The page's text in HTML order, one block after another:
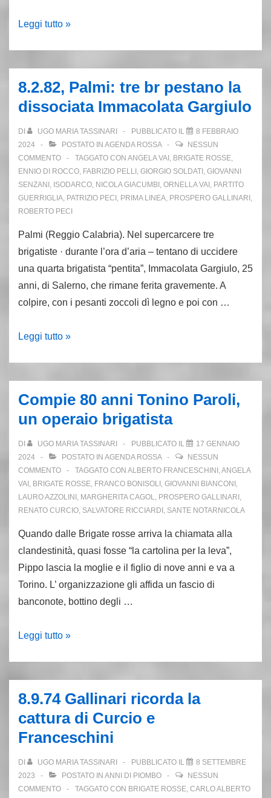
Vittorio
un
delitto
cambia
la
vita
Leggi tutto »
8.2.82, Palmi: tre br pestano la
dissociata Immacolata Gargiulo
DI UGO MARIA TASSINARI PUBBLICATO IL
8 FEBBRAIO
2024
POSTATO IN AGENDA ROSSA
NESSUN
COMMENTO
TAGGATO CON ANGELA VAI , BRIGATE ROSSE,
ENNIO DI ROCCO, FABRIZIO PELLI , GIORGIO SOLDATI , GIOVANNI
SENZANI , ISODARCO, NICOLA GIACUMBI , ORNELLA VAI , PARTITO
GUERRIGLIA, PATRIZIO PECI , PRIMA LINEA, PROSPERO GALLINARI ,
ROBERTO PECI
Palmi (Reggio Calabria). Nel supercarcere tre
brigatiste · durante l’ora d’aria – tentano di uccidere
una quarta brigatista “pentita”, Immacolata Gargiulo, 25
anni, di Salerno, che rimane ferita gravemente. A
colpire, con i pesanti zoccoli dì legno e poi con …
8.2.82,
pestano
la
dissociata
Immacolata
Gargiulo
Leggi tutto »
Compie 80 anni Tonino Paroli,
un operaio brigatista
DI UGO MARIA TASSINARI PUBBLICATO IL
17 GENNAIO
2024
POSTATO IN AGENDA ROSSA
NESSUN
COMMENTO
TAGGATO CON ALBERTO FRANCESCHINI ,ANGELA
VAI , BRIGATE ROSSE, FRANCO BONISOLI , GIOVANNI BIANCONI ,
LAURO AZZOLINI , MARGHERITA CAGOL, PROSPERO GALLINARI ,
RENATO CURCIO, SALVATORE RICCIARDI , SANTE NOTARNICOLA
Quando dalle Brigate rosse arriva la chiamata alla
clandestinità, quasi fosse “la cartolina per la leva”,
Pippo lascia la moglie e il figlio di nove anni e va a
Torino. L’ organizzazione gli affida un fascio di
banconote, bottino degli …
Compie
Paroli,
un
operaio
Leggi tutto »
8.9.74 Gallinari ricorda la
cattura di Curcio e
Franceschini
DI UGO MARIA TASSINARI PUBBLICATO IL
8 SETTEMBRE
2023
POSTATO IN ANNI DI PIOMBO
NESSUN
COMMENTO
TAGGATO CON BRIGATE ROSSE, CARLO ALBERTO